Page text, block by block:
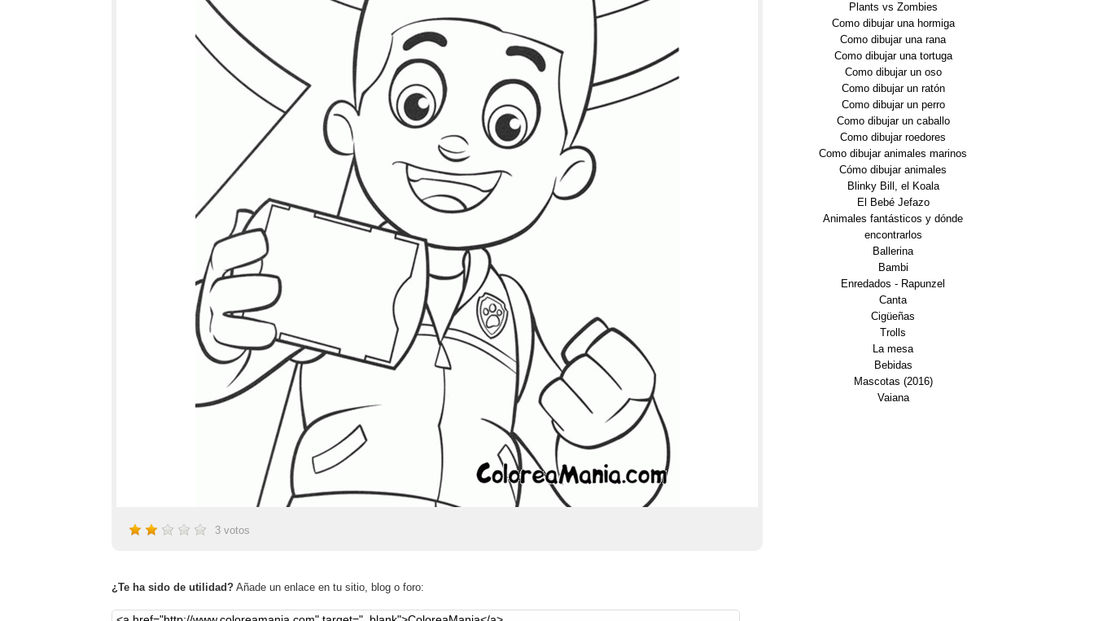
3 votos
¿Te ha sido de utilidad? Añade un enlace en tu sitio, blog o foro:
Plants vs Zombies
Como dibujar una hormiga
Como dibujar una rana
Como dibujar una tortuga
Como dibujar un oso
Como dibujar un ratón
Como dibujar un perro
Como dibujar un caballo
Como dibujar roedores
Como dibujar animales marinos
Cómo dibujar animales
Blinky Bill, el Koala
El Bebé Jefazo
Animales fantásticos y dónde
encontrarlos
Ballerina
Bambi
Enredados - Rapunzel
Canta
Cigüeñas
Trolls
La mesa
Bebidas
Mascotas (2016)
Vaiana